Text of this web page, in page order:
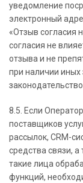
уведомление
электронный
«Отзыв согласия
согласия не
отзыва и не
при наличии
8.5. Если
поставщиков
рассылок, CRM-
средства связи,
такие лица
функций,